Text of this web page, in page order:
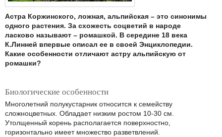
Астра Коржинского, ложная, альпийская – это синонимы
одного растения. За схожесть соцветий в народе
ласково называют – ромашкой. В середине 18 века
К.Линней впервые описал ее в своей Энциклопедии.
Какие особенности отличают астру альпийскую от
ромашки?
Биологические особенности
Многолетний полукустарник относится к семейству
сложноцветных. Обладает низким ростом 10-30 см.
Утолщенный корень располагается поверхностно,
горизонтально имеет множество разветвлений.